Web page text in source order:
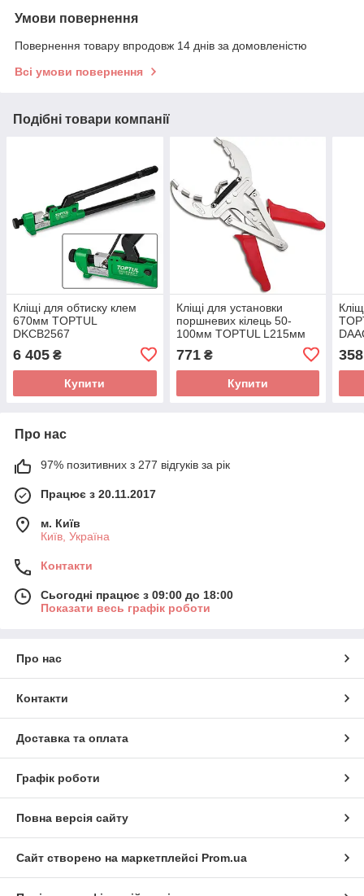
Умови повернення
Повернення товару впродовж 14 днів за домовленістю
Всі умови повернення
Подібні товари компанії
Кліщі для обтиску клем
670мм TOPTUL
DKCB2567
6 405 ₴
Купити
Кліщі для установки
поршневих кілець 50-
100мм TOPTUL L215мм
771₴
Купити
358
Про нас
97% позитивних з 277 відгуків за рік
Працює з 20.11.2017
м. Київ
Київ, Україна
Контакти
Сьогодні працює з 09:00 до 18:00
Показати весь графік роботи
Про нас
Контакти
Доставка та оплата
Графік роботи
Повна версія сайту
Сайт створено на маркетплейсі Prom.ua